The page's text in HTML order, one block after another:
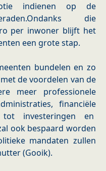
indienen op de
die
per inwoner blijft het
een grote stap.
bundelen en zo
de voordelen van de
meer professionele
financiële
investeringen en
ook bespaard worden
mandaten zullen
(Gooik).